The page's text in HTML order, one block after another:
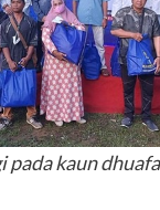
pada kaun